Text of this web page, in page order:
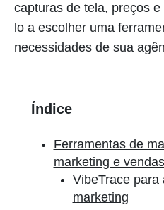
capturas de tela, preços
lo a escolher uma
necessidades de sua
Índice
Ferramentas de
marketing e vendas
VibeTrace para
marketing